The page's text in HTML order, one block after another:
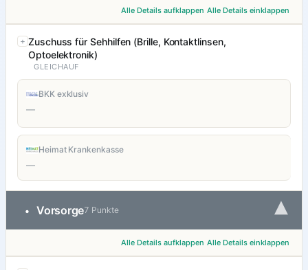
Alle Details aufklappen Alle Details einklappen
Zuschuss für Sehhilfen (Brille, Kontaktlinsen,
Optoelektronik)
GLEICHAUF
BKK exklusiv
—
Heimat Krankenkasse
—
• Vorsorge7 Punkte ▾
Alle Details aufklappen Alle Details einklappen